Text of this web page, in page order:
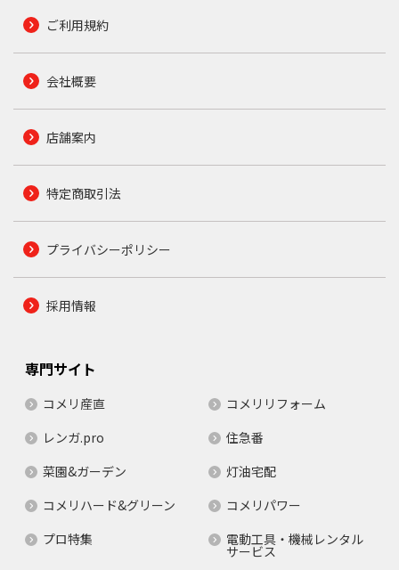
ご利用規約
会社概要
店舗案内
特定商取引法
プライバシーポリシー
採用情報
専門サイト
コメリ産直
コメリリフォーム
レンガ.pro
住急番
菜園&ガーデン
灯油宅配
コメリハード&グリーン
コメリパワー
プロ特集
電動工具・機械レンタル
サービス